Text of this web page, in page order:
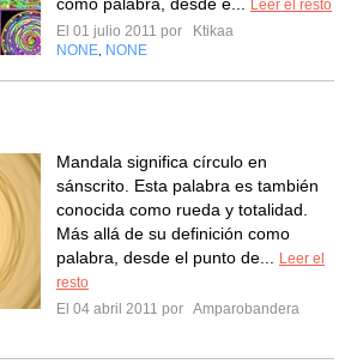
Leer el resto
El 01 julio 2011 por
Ktikaa
NONE NONE
Mandala significa círculo en
sánscrito. Esta palabra es también
conocida como rueda y totalidad.
Más allá de su definición como
palabra, desde el punto de...
Leer el
resto
El 04 abril 2011 por Amparobandera